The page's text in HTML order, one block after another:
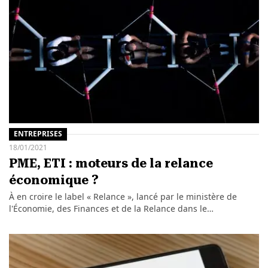
ENTREPRISES
18/01/2021
PME, ETI : moteurs de la relance
économique ?
À en croire le label « Relance », lancé par le ministère de
l'Économie, des Finances et de la Relance dans le…